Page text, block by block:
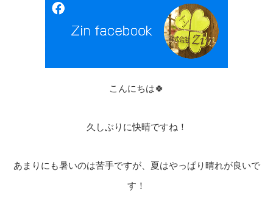
こんにちは🍀
久しぶりに快晴ですね！
あまりにも暑いのは苦手ですが、夏はやっぱり晴れが良いで
す！